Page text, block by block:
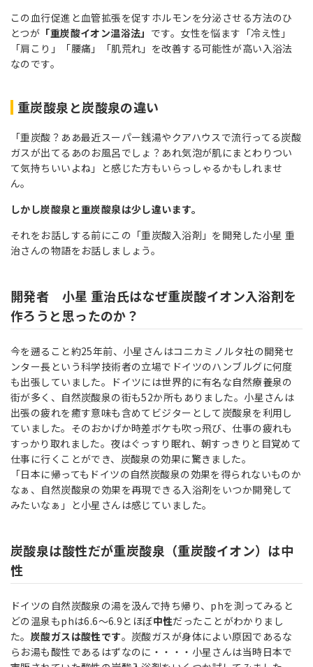
この血行促進と血管拡張を促すホルモンを分泌させる方法のひ
とつが 「重炭酸イオン温浴法」 です。女性を悩ます「冷え性」
「肩こり」「腰痛」「肌荒れ」を改善する可能性が高い入浴法
なのです。
重炭酸泉と炭酸泉の違い
「重炭酸？ああ最近スーパー銭湯やクアハウスで流行ってる炭酸
ガスが出てるあのお風呂でしょ？あれ気泡が肌にまとわりつい
て気持ちいいよね」と感じた方もいらっしゃるかもしれませ
ん。
しかし炭酸泉と重炭酸泉は少し違います。
それをお話しする前にこの「重炭酸入浴剤」を開発した小星 重
治さんの物語をお話しましょう。
開発者 小星 重治氏はなぜ重炭酸イオン入浴剤を
作ろうと思ったのか？
今を遡ること約25年前、小星さんはコニカミノルタ社の開発セ
ンター長という科学技術者の立場でドイツのハンブルグに何度
も出張していました。ドイツには世界的に有名な自然療養泉の
街が多く、自然炭酸泉の街も52か所もありました。小星さんは
出張の疲れを癒す意味も含めてビジターとして炭酸泉を利用し
ていました。そのおかげか時差ボケも吹っ飛び、仕事の疲れも
すっかり取れました。夜はぐっすり眠れ、朝すっきりと目覚めて
仕事に行くことができ、炭酸泉の効果に驚きました。
「日本に帰ってもドイツの自然炭酸泉の効果を得られないものか
なぁ、自然炭酸泉の効果を再現できる入浴剤をいつか開発して
みたいなぁ」と小星さんは感じていました。
炭酸泉は酸性だが重炭酸泉（重炭酸イオン）は中
性
ドイツの自然炭酸泉の湯を汲んで持ち帰り、phを測ってみると
どの温泉もphは6.6～6.9とほぼ中性だったことがわかりまし
た。 炭酸ガスは酸性です。炭酸ガスが身体によい原因であるな
らお湯も酸性であるはずなのに・・・・小星さんは当時日本で